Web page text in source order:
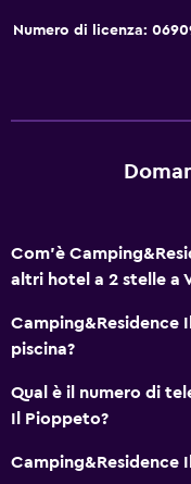
Numero di licenza:
Com'è
altri hotel a 2 stelle a
Camping&Residence
piscina?
Qual è il numero di
Il Pioppeto?
Camping&Residence